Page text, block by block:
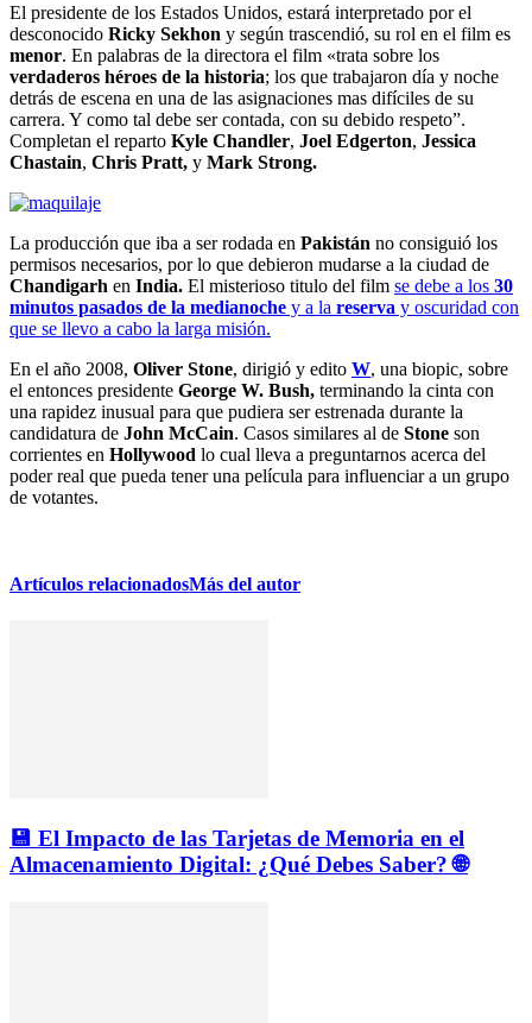
El presidente de los Estados Unidos, estará interpretado por el
desconocido Ricky Sekhon y según trascendió, su rol en el film es
menor. En palabras de la directora el film «trata sobre los
verdaderos héroes de la historia; los que trabajaron día y noche
detrás de escena en una de las asignaciones mas difíciles de su
carrera. Y como tal debe ser contada, con su debido respeto”.
Completan el reparto Kyle Chandler, Joel Edgerton, Jessica
Chastain, Chris Pratt, y Mark Strong.
La producción que iba a ser rodada en Pakistán no consiguió los
permisos necesarios, por lo que debieron mudarse a la ciudad de
Chandigarh en India. El misterioso titulo del film se debe a los 30
minutos pasados de la medianoche y a la reserva y oscuridad con
que se llevo a cabo la larga misión.
En el año 2008, Oliver Stone, dirigió y edito W, una biopic, sobre
el entonces presidente George W. Bush, terminando la cinta con
una rapidez inusual para que pudiera ser estrenada durante la
candidatura de John McCain. Casos similares al de Stone son
corrientes en Hollywood lo cual lleva a preguntarnos acerca del
poder real que pueda tener una película para influenciar a un grupo
de votantes.
Artículos relacionadosMás del autor
💾 El Impacto de las Tarjetas de Memoria en el
Almacenamiento Digital: ¿Qué Debes Saber? 🌐